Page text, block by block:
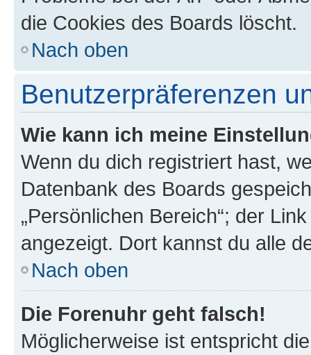
die Cookies des Boards löscht.
Nach oben
Benutzerpräferenzen
Wie kann ich meine
Wenn du dich registriert hast,
Datenbank des Boards
„Persönlichen Bereich“; der
angezeigt. Dort kannst du alle
Nach oben
Die Forenuhr geht falsch!
Möglicherweise ist entspricht